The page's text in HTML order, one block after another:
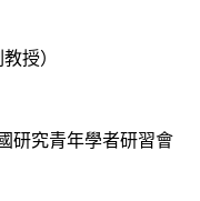
授）
研究青年學者研習會